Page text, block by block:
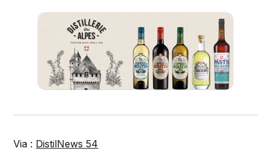
Via : DistilNews 54